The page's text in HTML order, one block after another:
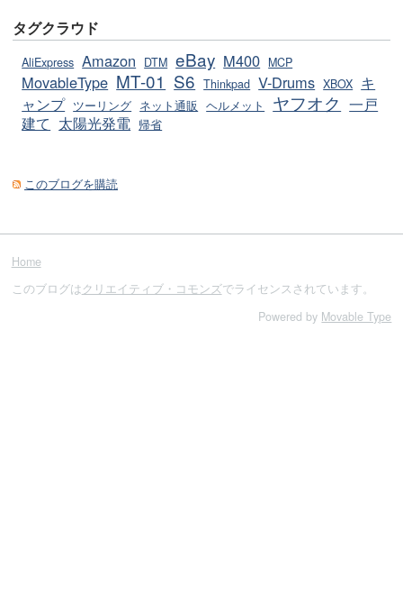
タグクラウド
AliExpress Amazon DTM eBay M400 MCP
MovableType MT-01 S6 Thinkpad V-Drums XBOX キ
ャンプ ツーリング ネット通販 ヘルメット ヤフオク 一戸
建て 太陽光発電 帰省
このブログを購読
Home
このブログはクリエイティブ・コモンズでライセンスされています。
Powered by Movable Type